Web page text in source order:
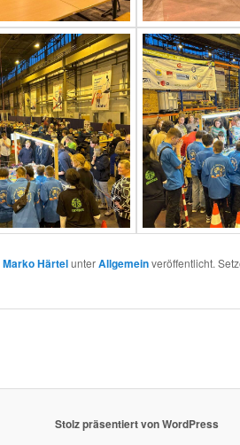
Marko HärtelunterAllgemeinveröffentlicht.
Stolz präsentiert von WordPress